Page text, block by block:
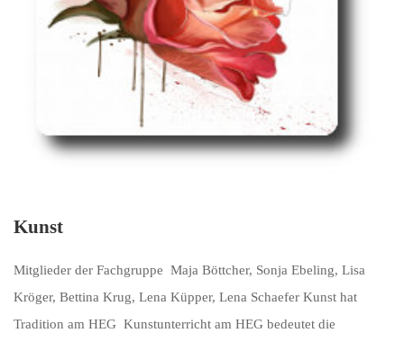
Kunst
Mitglieder der Fachgruppe Maja Böttcher, Sonja Ebeling, Lisa
Kröger, Bettina Krug, Lena Küpper, Lena Schaefer Kunst hat
Tradition am HEG Kunstunterricht am HEG bedeutet die